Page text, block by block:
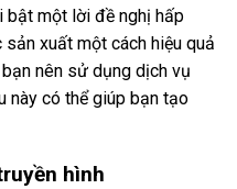
bật một lời đề nghị hấp
xuất một cách hiệu quả
nên sử dụng dịch vụ
này có thể giúp bạn tạo
hình